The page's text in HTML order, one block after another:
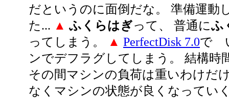
だというのに面倒だな。 準備運動
た... ▲ ふくらはぎって、 普通にふ
ってしまう。
▲ PerfectDisk 7.0で
ンでデフラグしてしまう。 結構時
その間マシンの負荷は重いわけだ
なくマシンの状態が良くなってい